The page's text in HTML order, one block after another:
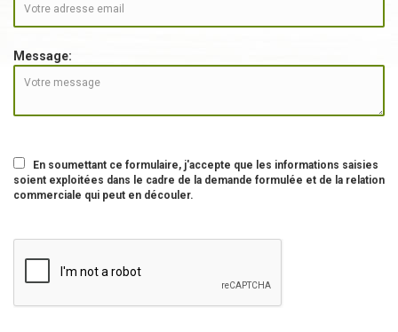
Message:
En soumettant ce formulaire, j'accepte que les informations saisies
soient exploitées dans le cadre de la demande formulée et de la relation
commerciale qui peut en découler.